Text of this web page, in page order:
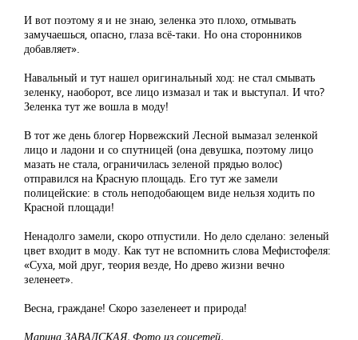
И вот поэтому я и не знаю, зеленка это плохо, отмывать
замучаешься, опасно, глаза всё-таки. Но она сторонников
добавляет».
Навальный и тут нашел оригинальный ход: не стал смывать
зеленку, наоборот, все лицо измазал и так и выступал. И что?
Зеленка тут же вошла в моду!
В тот же день блогер Норвежский Лесной вымазал зеленкой
лицо и ладони и со спутницей (она девушка, поэтому лицо
мазать не стала, ограничилась зеленой прядью волос)
отправился на Красную площадь. Его тут же замели
полицейские: в столь неподобающем виде нельзя ходить по
Красной площади!
Ненадолго замели, скоро отпустили. Но дело сделано: зеленый
цвет входит в моду. Как тут не вспомнить слова Мефистофеля:
«Суха, мой друг, теория везде, Но древо жизни вечно
зеленеет».
Весна, граждане! Скоро зазеленеет и природа!
Марина ЗАВАДСКАЯ, Фото из соцсетей.